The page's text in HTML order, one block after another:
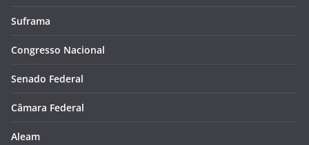
Suframa
Congresso Nacional
Senado Federal
Câmara Federal
Aleam